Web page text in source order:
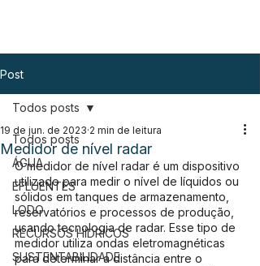
Post
Todos posts
ÁGUA
EFLUENTES
LODO
RECURSOS HÍDRICOS
SUSTENTABILIDADE
Todos posts
Medidor de nível radar
19 de jun. de 2023 2 min de leitura
O medidor de nível radar é um dispositivo
utilizado para medir o nível de líquidos ou
sólidos em tanques de armazenamento,
reservatórios e processos de produção,
usando tecnologia de radar. Esse tipo de
medidor utiliza ondas eletromagnéticas
para determinar a distância entre o